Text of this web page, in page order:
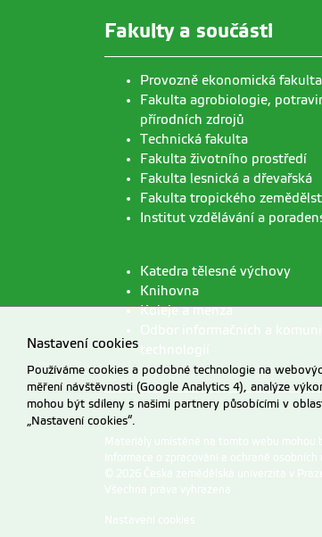
Fakulty a součásti
Provozně ekonomická fakulta
Fakulta agrobiologie,
přírodních zdrojů
Technická fakulta
Fakulta životního prostředí
Fakulta lesnická a dřevařská
Fakulta tropického
Institut vzdělávání a
Katedra tělesné výchovy
Knihovna
Koleje a menza
Informace o zpracování a ochraně osobních
Nastavení cookies
Používáme cookies a podobné technologie na
měření návštěvnosti (Google Analytics 4), analýze
mohou být sdíleny s našimi partnery působícími v
„Nastavení cookies“.